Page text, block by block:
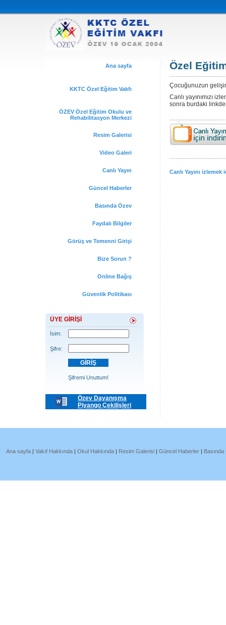
Ana sayfa
KKTC Özel Eğitim Vakfı
ÖZEV Özel Eğitim Okulu ve
Rehabilitasyon Merkezi
Resim Galerisi
Video Galeri
Canlı Yayın
Güncel Haberler
Basında Özev
Faydalı Bilgiler
Görüş ve Temenni Girişi
Bize Sorun ?
Online Bağış
Güvenlik Politikası
ÜYE GİRİŞİ
İsim:
Şifre:
Şifremi Unuttum!
Özev Dayanışma
Piyango Çekilişleri
Özel
Çocuğunuzun
Canlı yayınımızı
sonra burdaki
Canlı Yayını izlemek
Ana sayfa| Vakıf Hakkında | Okul Hakkında| Resim Galerisi| Güncel Haberler |